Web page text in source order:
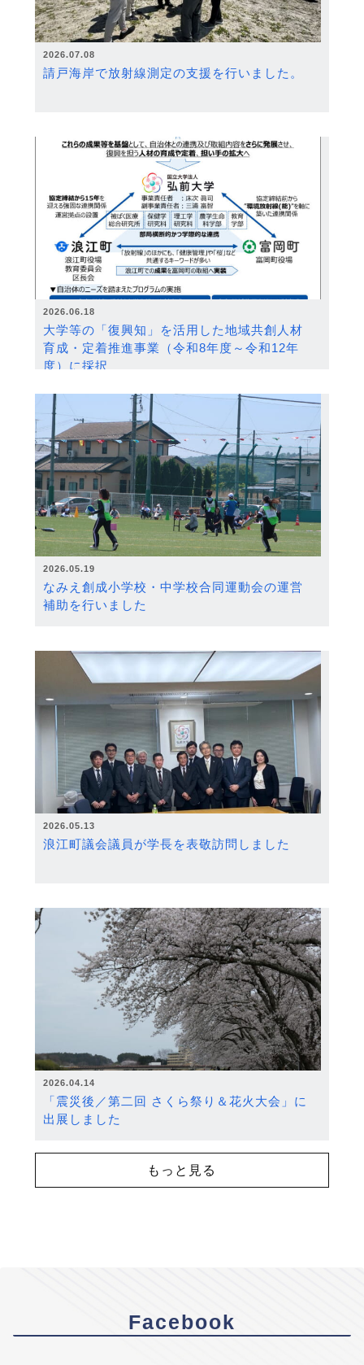
2026.07.08
請戸海岸で放射線測定の支援を行いました。
2026.06.18
大学等の「復興知」を活用した地域共創人材
育成・定着推進事業（令和8年度～令和12年
度）に採択
2026.05.19
なみえ創成小学校・中学校合同運動会の運営
補助を行いました
2026.05.13
浪江町議会議員が学長を表敬訪問しました
2026.04.14
「震災後／第二回 さくら祭り＆花火大会」に
出展しました
もっと見る
Facebook